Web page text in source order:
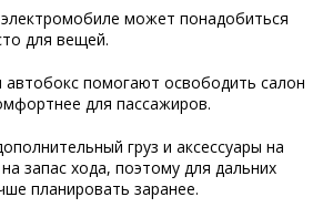
может понадобиться
для вещей.
автобокс помогают освободить салон
для пассажиров.
груз и аксессуары на
запас хода, поэтому для дальних
планировать заранее.